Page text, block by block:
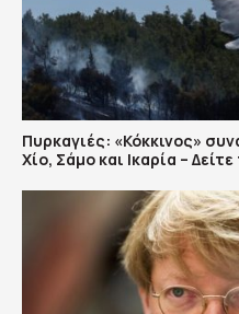
Πυρκαγιές: «Κόκκινος»
Χίο, Σάμο και Ικαρία –